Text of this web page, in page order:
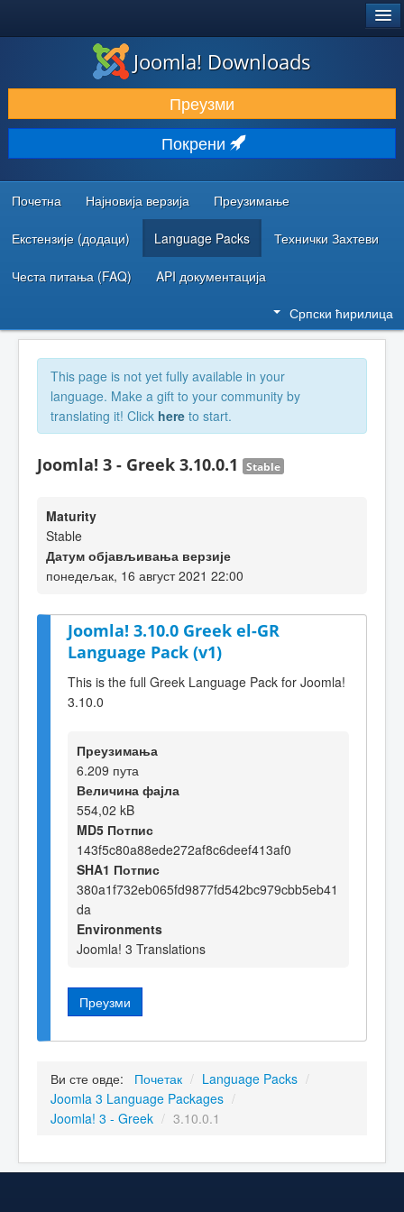
ПРЕУЗИМАЊЕ И ПРОШИРЕЊА (ЕКСТЕНЗИЈЕ)
ОТКРИЈТЕ И НАУЧИТЕ
ЗАЈЕДНИЦА И ПОДРШКА
РЕСУРСИ ЗА РАЗВОЈ
Joomla! Downloads
Преузми
Покрени
Почетна Најновија верзија Преузимање
Екстензије (додаци) Language Packs Технички Захтеви
Честа питања (FAQ) API документација
Српски ћирилица
This page is not yet fully available in your
language. Make a gift to your community by
translating it! Click here to start.
Joomla! 3 - Greek 3.10.0.1 Stable
Maturity
Stable
Датум објављивања верзије
понедељак, 16 август 2021 22:00
Joomla! 3.10.0 Greek el-GR
Language Pack (v1)
This is the full Greek Language Pack for Joomla!
3.10.0
Преузимања
6.209 пута
Величина фајла
554,02 kB
MD5 Потпис
143f5c80a88ede272af8c6deef413af0
SHA1 Потпис
380a1f732eb065fd9877fd542bc979cbb5eb41
da
Environments
Joomla! 3 Translations
Преузми
Ви сте овде: Почетак / Language Packs /
Joomla 3 Language Packages /
Joomla! 3 - Greek / 3.10.0.1